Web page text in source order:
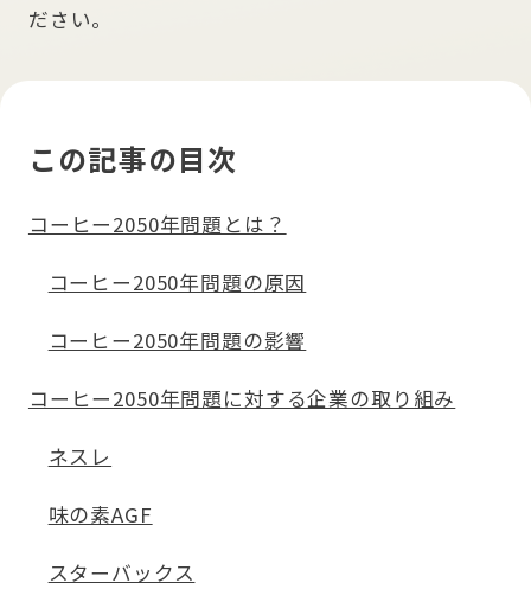
ださい。
この記事の目次
コーヒー2050年問題とは？
コーヒー2050年問題の原因
コーヒー2050年問題の影響
コーヒー2050年問題に対する企業の取り組み
ネスレ
味の素AGF
スターバックス